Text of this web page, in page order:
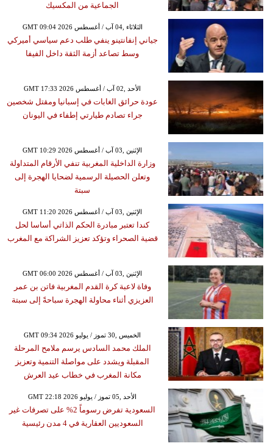
الجماعية من المكسيك
GMT 09:04 2026 الثلاثاء ,04 آب / أغسطس
جياني إنفانتينو ينفي طلب دعم سياسي أميركي
وسط تصاعد أزمة الثقة داخل الفيفا
GMT 17:33 2026 الأحد ,02 آب / أغسطس
عودة حرائق الغابات في إسبانيا ومقتل شخصين
جراء تصادم طيارتي إطفاء في اليونان
GMT 10:29 2026 الإثنين ,03 آب / أغسطس
وزارة الداخلية المغربية تنفي الأرقام المتداولة
وتعلن الحصيلة الرسمية لضحايا الهجرة إلى
سبتة
GMT 11:20 2026 الإثنين ,03 آب / أغسطس
كندا تعتبر مبادرة الحكم الذاتي أساسا لحل
قضية الصحراء وتؤكد تعزيز الشراكة مع المغرب
GMT 06:00 2026 الإثنين ,03 آب / أغسطس
وفاة لاعبة كرة القدم المغربية فاتن بن عمر
العزيزي أثناء محاولة الهجرة سباحةً إلى سبتة
GMT 09:34 2026 الخميس ,30 تموز / يوليو
الملك محمد السادس يرسم ملامح المرحلة
المقبلة ويشدد على مواصلة التنمية وتعزيز
مكانة المغرب في خطاب عيد العرش
GMT 22:18 2026 الأحد ,05 تموز / يوليو
السعودية تفرض رسوماً 2% على تصرفات غير
السعوديين العقارية في 4 مدن رئيسية